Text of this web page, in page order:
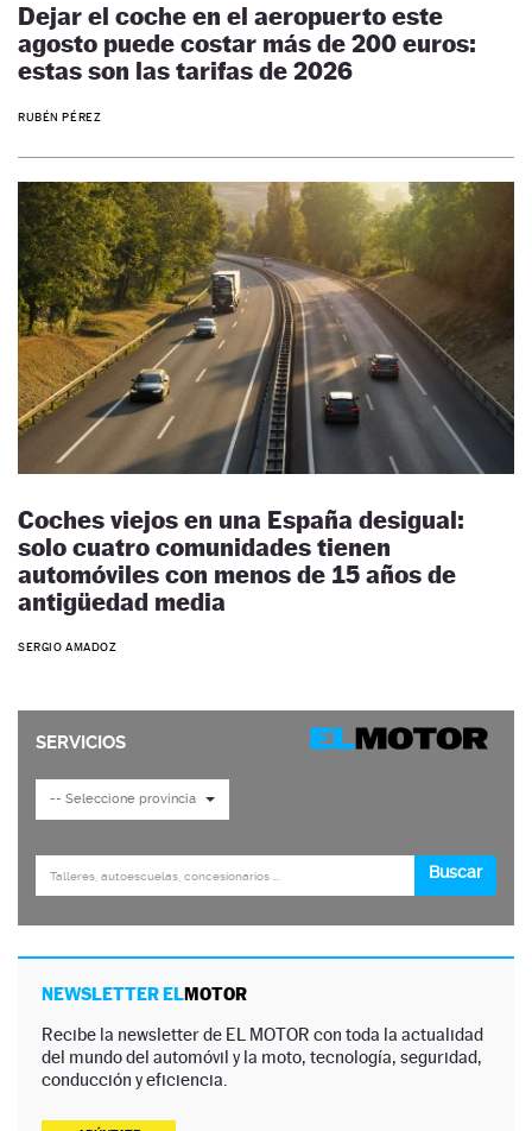
Dejar el coche en el aeropuerto este
agosto puede costar más de 200 euros:
estas son las tarifas de 2026
RUBÉN PÉREZ
Coches viejos en una España desigual:
solo cuatro comunidades tienen
automóviles con menos de 15 años de
antigüedad media
SERGIO AMADOZ
NEWSLETTER ELMOTOR
Recibe la newsletter de EL MOTOR con toda la actualidad
del mundo del automóvil y la moto, tecnología, seguridad,
conducción y eficiencia.